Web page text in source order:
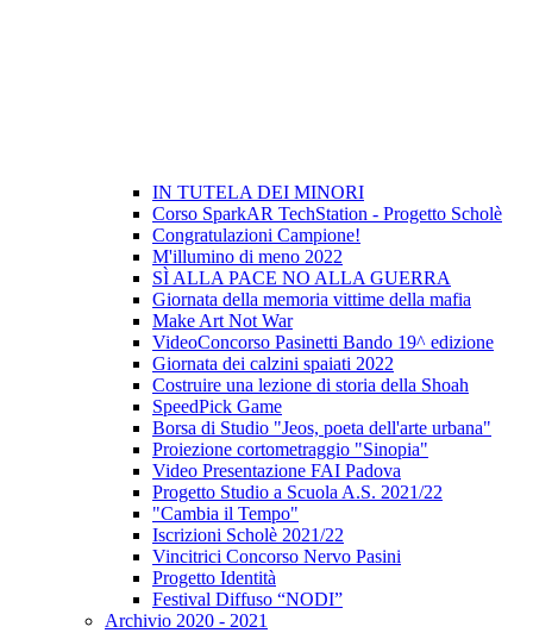
IN TUTELA DEI MINORI
Corso SparkAR TechStation - Progetto Scholè
Congratulazioni Campione!
M'illumino di meno 2022
SÌ ALLA PACE NO ALLA GUERRA
Giornata della memoria vittime della mafia
Make Art Not War
VideoConcorso Pasinetti Bando 19^ edizione
Giornata dei calzini spaiati 2022
Costruire una lezione di storia della Shoah
SpeedPick Game
Borsa di Studio "Jeos, poeta dell'arte urbana"
Proiezione cortometraggio "Sinopia"
Video Presentazione FAI Padova
Progetto Studio a Scuola A.S. 2021/22
"Cambia il Tempo"
Iscrizioni Scholè 2021/22
Vincitrici Concorso Nervo Pasini
Progetto Identità
Festival Diffuso “NODI”
Archivio 2020 - 2021